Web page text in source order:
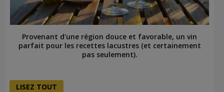
Provenant d'une région douce et favorable, un vin
parfait pour les recettes lacustres (et certainement
pas seulement).
LISEZ TOUT